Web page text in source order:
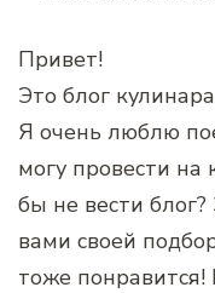
Привет!
Это блог
Я очень люблю
могу провести на
бы не вести блог?
вами своей
тоже понравится!